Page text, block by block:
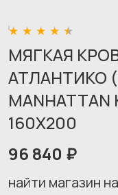
МЯГКАЯ
АТЛАНТИКО
160X200
96 840 ₽
найти магазин